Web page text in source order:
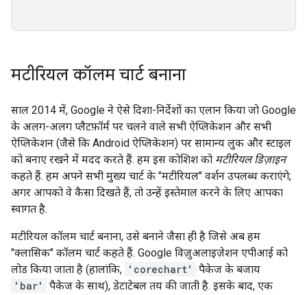
मटीरियल कॉलम चार्ट बनाना
साल 2014 में, Google ने ऐसे दिशा-निर्देशों का एलान किया जो Google
के अलग-अलग प्लैटफ़ॉर्म पर चलने वाले सभी ऐप्लिकेशन और सभी
ऐप्लिकेशन (जैसे कि Android ऐप्लिकेशन) पर सामान्य लुक और स्टाइल
को बनाए रखने में मदद करते हैं. हम इस कोशिश को मटीरियल डिज़ाइन
कहते हैं. हम अपने सभी मुख्य चार्ट के "मटीरियल" वर्शन उपलब्ध कराएंगे;
अगर आपको वे कैसा दिखते हैं, तो उन्हें इस्तेमाल करने के लिए आपका
स्वागत है.
मटीरियल कॉलम चार्ट बनाना, उसे बनाने जैसा ही है जिसे अब हम
"क्लासिक" कॉलम चार्ट कहते हैं. Google विज़ुअलाइज़ेशन एपीआई को
लोड किया जाता है (हालांकि, 'corechart'
पैकेज के बजाय
'bar'
पैकेज के साथ), डेटाटेबल तय की जाती है. इसके बाद, एक